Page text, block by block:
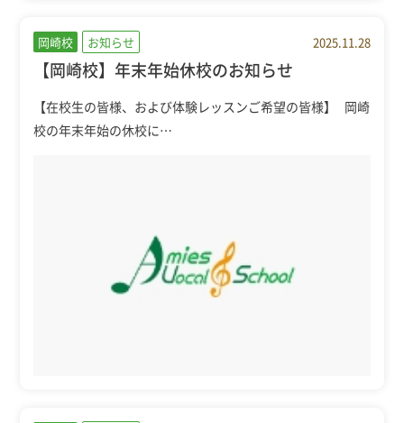
岡崎校 お知らせ 2025.11.28
【岡崎校】年末年始休校のお知らせ
【在校生の皆様、および体験レッスンご希望の皆様】 岡崎
校の年末年始の休校に…